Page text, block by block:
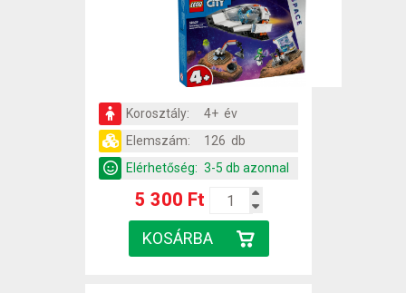
Korosztály:
4+ év
Elemszám:
126 db
Elérhetőség: 3-5 db azonnal
5 300 Ft